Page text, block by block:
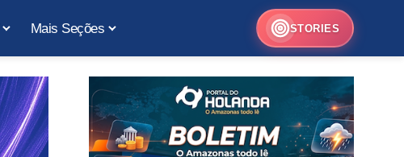
Mais Seções STORIES